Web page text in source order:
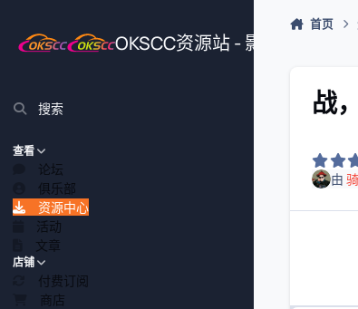
OKSCC资源站 - 影视、游戏、
搜索
查看
论坛
俱乐部
资源中心
活动
文章
店铺
付费订阅
商店
首页
战
由